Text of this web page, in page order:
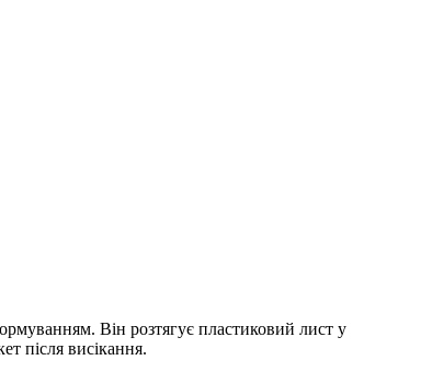
Він розтягує пластиковий лист у
після висікання.